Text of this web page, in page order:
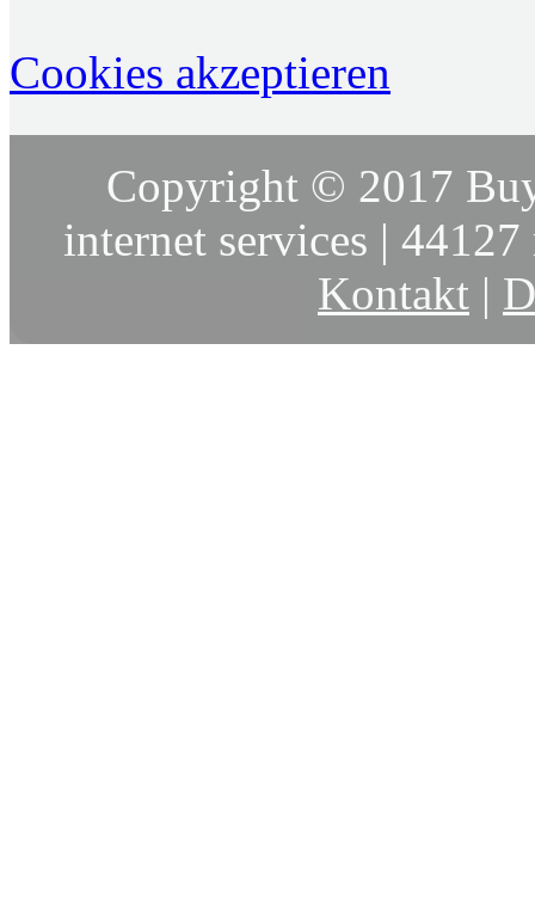
Cookies akzeptieren
Copyright © 2017
internet services |
Kontakt |